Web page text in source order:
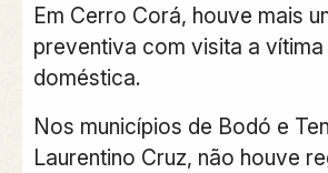
Em Cerro Corá, houve mais
preventiva com visita a
doméstica.
Nos municípios de Bodó e
Laurentino Cruz, não houve